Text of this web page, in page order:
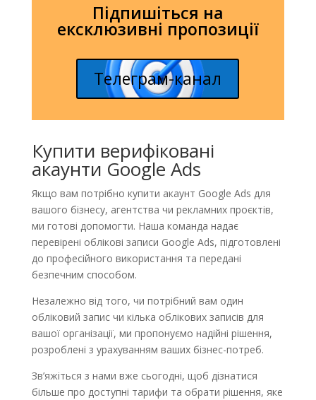
Підпишіться на
ексклюзивні пропозиції
Телеграм-канал
Купити верифіковані
акаунти Google Ads
Якщо вам потрібно купити акаунт Google Ads для
вашого бізнесу, агентства чи рекламних проєктів,
ми готові допомогти. Наша команда надає
перевірені облікові записи Google Ads, підготовлені
до професійного використання та передані
безпечним способом.
Незалежно від того, чи потрібний вам один
обліковий запис чи кілька облікових записів для
вашої організації, ми пропонуємо надійні рішення,
розроблені з урахуванням ваших бізнес-потреб.
Зв’яжіться з нами вже сьогодні, щоб дізнатися
більше про доступні тарифи та обрати рішення, яке